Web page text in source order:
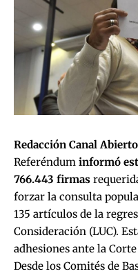
Redacción Canal Abierto
Referéndum informó
766.443 firmas
forzar la consulta
135 artículos de la
Consideración (LUC).
adhesiones ante la
Desde los Comités de